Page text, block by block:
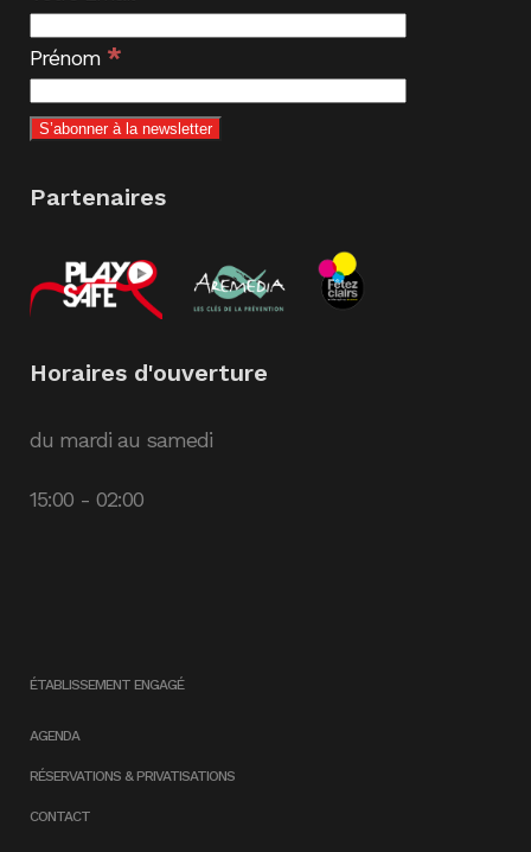
Prénom *
Partenaires
Horaires d'ouverture
du mardi au samedi
15:00 - 02:00
ÉTABLISSEMENT ENGAGÉ
AGENDA
RÉSERVATIONS & PRIVATISATIONS
CONTACT